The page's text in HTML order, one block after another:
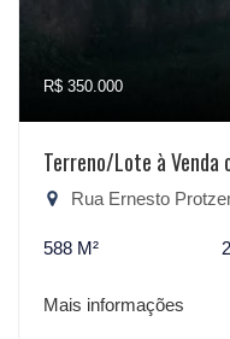
R$ 350.000
Terreno/Lote à Venda
Rua Ernesto Protzen,
588 M²
Mais informações